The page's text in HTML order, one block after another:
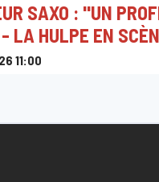
SAXO : "UN
LA HULPE EN
11:00